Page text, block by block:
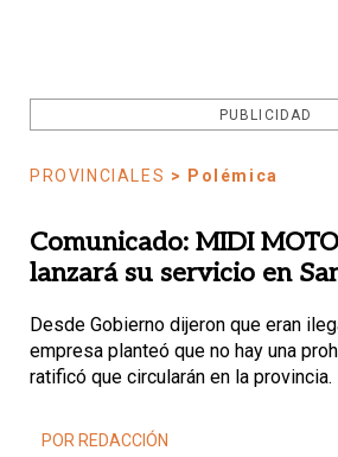
PUBLICIDAD
PROVINCIALES > Polémica
Comunicado: MIDI
lanzará su servicio en
Desde Gobierno dijeron que eran
empresa planteó que no hay una
ratificó que circularán en la provincia.
POR REDACCIÓN